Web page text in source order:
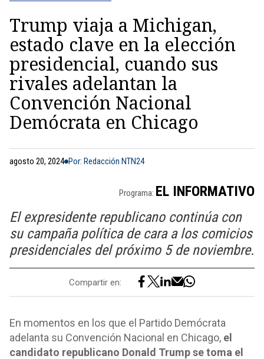
Trump viaja a Michigan,
estado clave en la elección
presidencial, cuando sus
rivales adelantan la
Convención Nacional
Demócrata en Chicago
agosto 20, 2024 Por: Redacción NTN24
Programa: EL INFORMATIVO
El expresidente republicano continúa con
su campaña política de cara a los comicios
presidenciales del próximo 5 de noviembre.
Compartir en:
En momentos en los que el Partido Demócrata
adelanta su Convención Nacional en Chicago, el
candidato republicano Donald Trump se toma el